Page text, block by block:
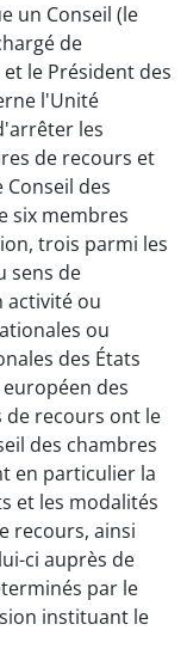
un Conseil (le
de
le Président des
l'Unité
les
de recours et
des
six membres
trois parmi les
sens de
activité ou
ou
des États
des
de recours ont le
des chambres
en particulier la
et les modalités
recours, ainsi
ci auprès de
par le
instituant le